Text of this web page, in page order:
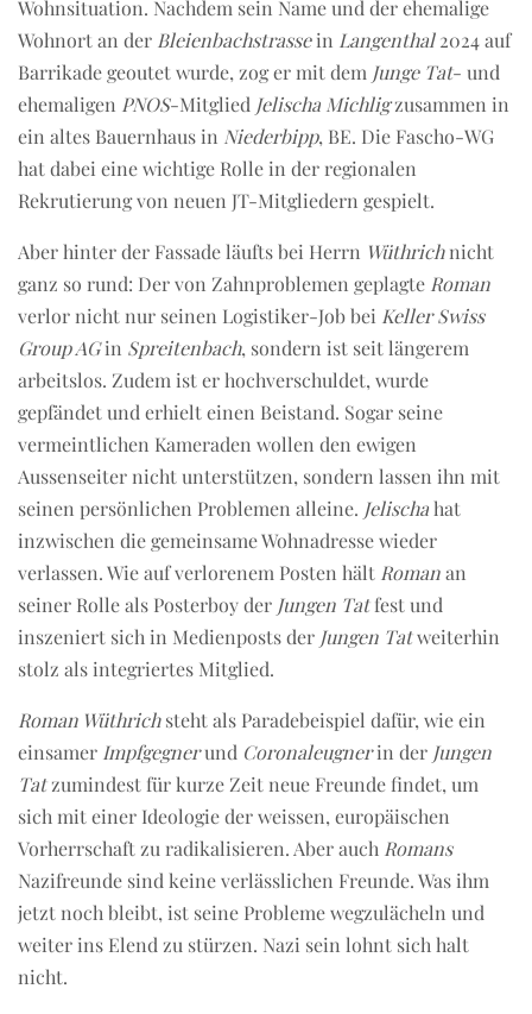
Wohnsituation. Nachdem sein Name und der ehemalige
Wohnort an der Bleienbachstrassein Langenthal2024 auf
Barrikade geoutet wurde, zog er mit dem Junge Tat- und
ehemaligen PNOS-Mitglied Jelischa Michligzusammen in
ein altes Bauernhaus in Niederbipp, BE. Die Fascho-WG
hat dabei eine wichtige Rolle in der regionalen
Rekrutierung von neuen JT-Mitgliedern gespielt.
Aber hinter der Fassade läufts bei Herrn Wüthrichnicht
ganz so rund: Der von Zahnproblemen geplagte Roman
verlor nicht nur seinen Logistiker-Job bei Keller Swiss
Group AGin Spreitenbach, sondern ist seit längerem
arbeitslos. Zudem ist er hochverschuldet, wurde
gepfändet und erhielt einen Beistand. Sogar seine
vermeintlichen Kameraden wollen den ewigen
Aussenseiter nicht unterstützen, sondern lassen ihn mit
seinen persönlichen Problemen alleine. Jelischahat
inzwischen die gemeinsame Wohnadresse wieder
verlassen. Wie auf verlorenem Posten hält Romanan
seiner Rolle als Posterboy der Jungen Tatfest und
inszeniert sich in Medienposts der Jungen Tatweiterhin
stolz als integriertes Mitglied.
Roman Wüthrichsteht als Paradebeispiel dafür, wie ein
einsamer Impfgegnerund Coronaleugnerin der Jungen
Tatzumindest für kurze Zeit neue Freunde findet, um
sich mit einer Ideologie der weissen, europäischen
Vorherrschaft zu radikalisieren. Aber auch Romans
Nazifreunde sind keine verlässlichen Freunde. Was ihm
jetzt noch bleibt, ist seine Probleme wegzulächeln und
weiter ins Elend zu stürzen. Nazi sein lohnt sich halt
nicht.